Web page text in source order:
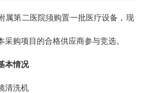
属第二医院须购置一批医疗设备，现
采购项目的合格供应商参与竞选。
本情况
清洗机